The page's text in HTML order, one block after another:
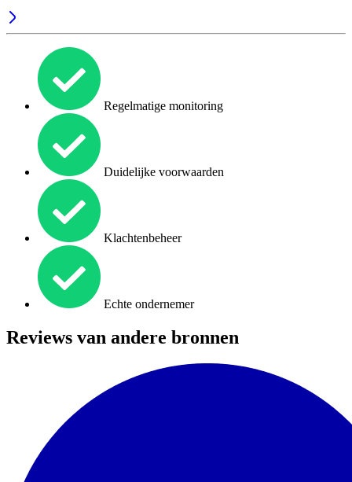
Regelmatige monitoring
Duidelijke voorwaarden
Klachtenbeheer
Echte ondernemer
Reviews van andere bronnen